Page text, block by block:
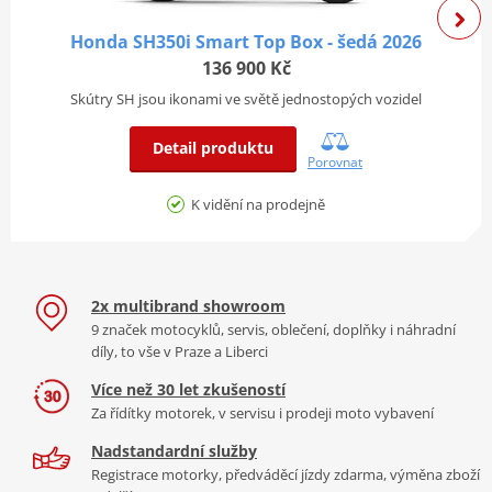
je model SH350i snadno ovladatelný při nízkých rychlostech a
nabízí uvolněnou, vzpřímenou jízdní polohu a rovnou podlahu,
která vám zajistí stabilitu a praktičnost při všech jízdách po městě.
Chytré funkce pro vaši jízdu
Model SH350i je vybaven technologiemi, které vám usnadní
Celkový výkon činí 21,6 kW, maximální rychlost 134 km/h. Motor
modelu SH350i je navíc šetrnější k životnímu prostředí než
předchozí verze a plně splňuje normu EURO5.
35mm teleskopická vidlice
pružiny
Pohotovostní hmotnost vč.
ano
Světlá výška
Rozvor
1 452 mm
D x Š x V
mm
Honda SH350i Smart Top Box - šedá 2026
136 900 Kč
Skútry SH jsou ikonami ve světě jednostopých vozidel
Detail produktu
Porovnat
K vidění na prodejně
2x multibrand showroom
9 značek motocyklů, servis, oblečení, doplňky i náhradní
díly, to vše v Praze a Liberci
Více než 30 let zkušeností
Za řídítky motorek, v servisu i prodeji moto vybavení
Nadstandardní služby
Registrace motorky, předváděcí jízdy zdarma, výměna zboží